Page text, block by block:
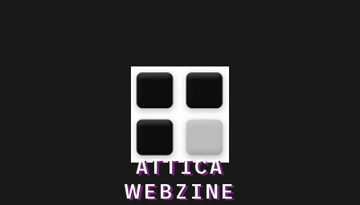
ATTICA
WEBZINE